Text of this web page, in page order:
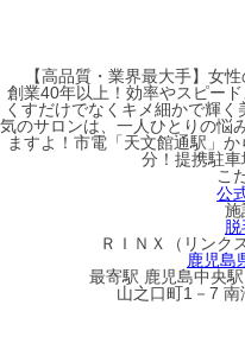
【高品質・業界最大手】女
創業40年以上！効率やスピー
くすだけでなくキメ細かで輝
気のサロンは、一人ひとりの悩
ますよ！市電「天文館通駅」
分！提携駐
こ
公
施
ＲＩＮＸ（リンク
鹿児島
最寄駅 鹿児島中央
山之口町1－7 南